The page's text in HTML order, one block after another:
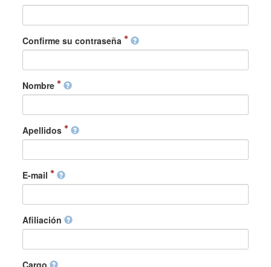
Confirme su contraseña
Nombre
Apellidos
E-mail
Afiliación
Cargo